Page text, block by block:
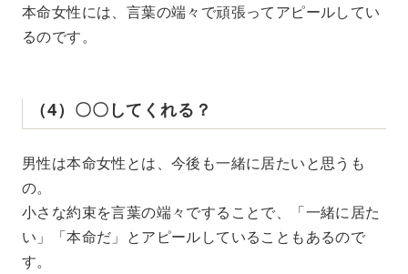
本命女性には、言葉の端々で頑張ってアピールしてい
るのです。
（4）〇〇してくれる？
男性は本命女性とは、今後も一緒に居たいと思うも
の。
小さな約束を言葉の端々ですることで、「一緒に居た
い」「本命だ」とアピールしていることもあるので
す。